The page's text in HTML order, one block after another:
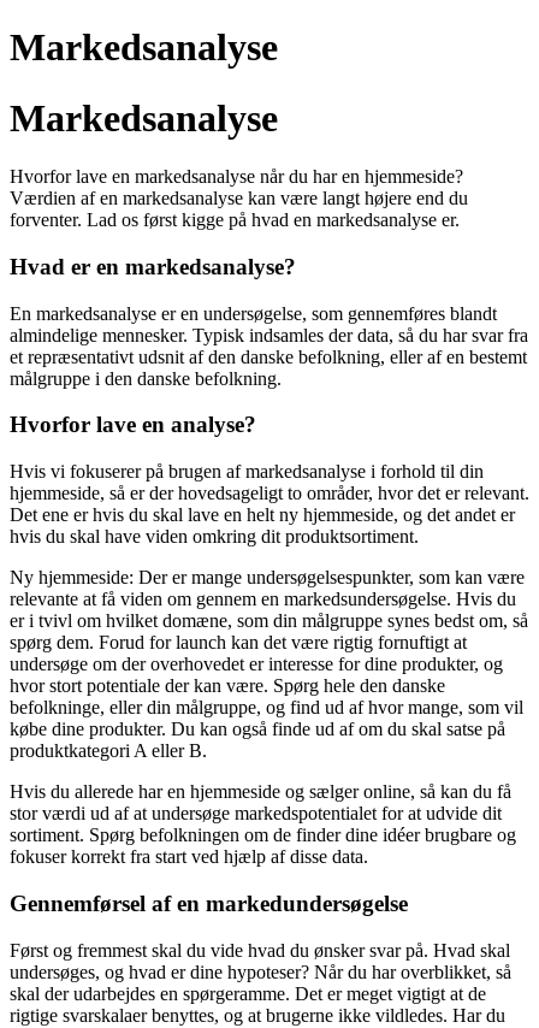
Markedsanalyse
Markedsanalyse
Hvorfor lave en markedsanalyse når du har en hjemmeside?
Værdien af en markedsanalyse kan være langt højere end du
forventer. Lad os først kigge på hvad en markedsanalyse er.
Hvad er en markedsanalyse?
En markedsanalyse er en undersøgelse, som gennemføres blandt
almindelige mennesker. Typisk indsamles der data, så du har svar fra
et repræsentativt udsnit af den danske befolkning, eller af en bestemt
målgruppe i den danske befolkning.
Hvorfor lave en analyse?
Hvis vi fokuserer på brugen af markedsanalyse i forhold til din
hjemmeside, så er der hovedsageligt to områder, hvor det er relevant.
Det ene er hvis du skal lave en helt ny hjemmeside, og det andet er
hvis du skal have viden omkring dit produktsortiment.
Ny hjemmeside: Der er mange undersøgelsespunkter, som kan være
relevante at få viden om gennem en markedsundersøgelse. Hvis du
er i tvivl om hvilket domæne, som din målgruppe synes bedst om, så
spørg dem. Forud for launch kan det være rigtig fornuftigt at
undersøge om der overhovedet er interesse for dine produkter, og
hvor stort potentiale der kan være. Spørg hele den danske
befolkninge, eller din målgruppe, og find ud af hvor mange, som vil
købe dine produkter. Du kan også finde ud af om du skal satse på
produktkategori A eller B.
Hvis du allerede har en hjemmeside og sælger online, så kan du få
stor værdi ud af at undersøge markedspotentialet for at udvide dit
sortiment. Spørg befolkningen om de finder dine idéer brugbare og
fokuser korrekt fra start ved hjælp af disse data.
Gennemførsel af en markedundersøgelse
Først og fremmest skal du vide hvad du ønsker svar på. Hvad skal
undersøges, og hvad er dine hypoteser? Når du har overblikket, så
skal der udarbejdes en spørgeramme. Det er meget vigtigt at de
rigtige svarskalaer benyttes, og at brugerne ikke vildledes. Har du